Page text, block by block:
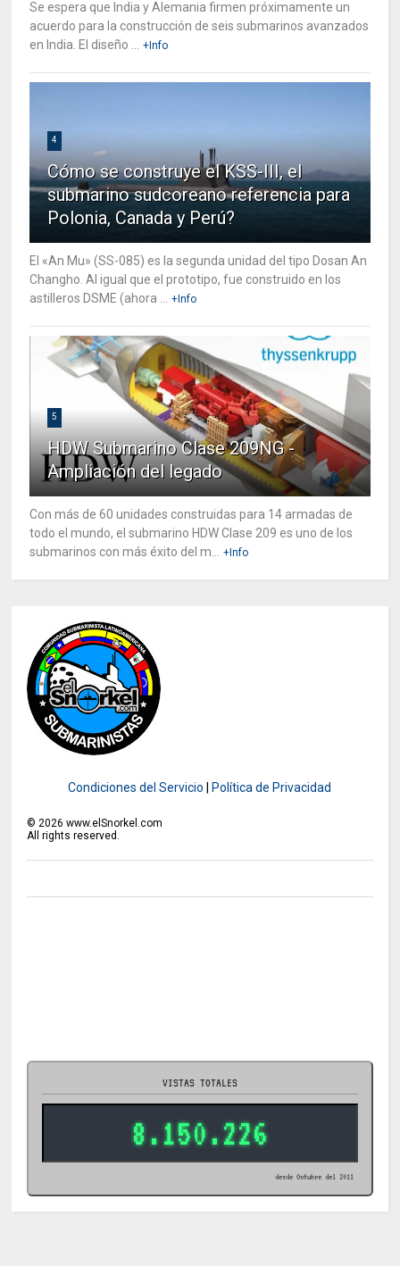
Se espera que India y Alemania firmen próximamente un
acuerdo para la construcción de seis submarinos avanzados
en India. El diseño ...
+Info
4
Cómo se construye el KSS-III, el
submarino sudcoreano referencia para
Polonia, Canada y Perú?
El «An Mu» (SS-085) es la segunda unidad del tipo Dosan An
Changho. Al igual que el prototipo, fue construido en los
astilleros DSME (ahora ...
+Info
5
HDW Submarino Clase 209NG -
Ampliación del legado
Con más de 60 unidades construidas para 14 armadas de
todo el mundo, el submarino HDW Clase 209 es uno de los
submarinos con más éxito del m...
+Info
Condiciones del Servicio Política de Privacidad
© 2026 www.elSnorkel.com
All rights reserved.
VISTAS TOTALES
8.150.226
desde Octubre del 2011